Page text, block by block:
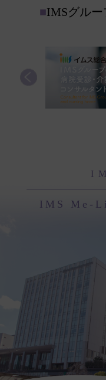
■IMSグル
IMS Me-